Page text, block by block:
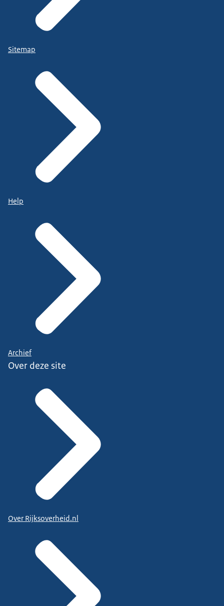
Sitemap
Help
Archief
Over deze site
Over Rijksoverheid.nl